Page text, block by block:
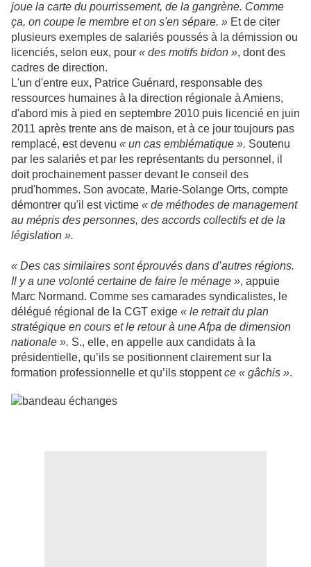
joue la carte du pourrissement, de la gangrène. Comme
ça, on coupe le membre et on s'en sépare. » Et de citer
plusieurs exemples de salariés poussés à la démission ou
licenciés, selon eux, pour « des motifs bidon », dont des
cadres de direction.
L'un d'entre eux, Patrice Guénard, responsable des
ressources humaines à la direction régionale à Amiens,
d'abord mis à pied en septembre 2010 puis licencié en juin
2011 après trente ans de maison, et à ce jour toujours pas
remplacé, est devenu « un cas emblématique ». Soutenu
par les salariés et par les représentants du personnel, il
doit prochainement passer devant le conseil des
prud'hommes. Son avocate, Marie-Solange Orts, compte
démontrer qu'il est victime « de méthodes de management
au mépris des personnes, des accords collectifs et de la
législation ».
« Des cas similaires sont éprouvés dans d’autres régions.
Il y a une volonté certaine de faire le ménage », appuie
Marc Normand. Comme ses camarades syndicalistes, le
délégué régional de la CGT exige « le retrait du plan
stratégique en cours et le retour à une Afpa de dimension
nationale ». S., elle, en appelle aux candidats à la
présidentielle, qu’ils se positionnent clairement sur la
formation professionnelle et qu’ils stoppentce « gâchis ».